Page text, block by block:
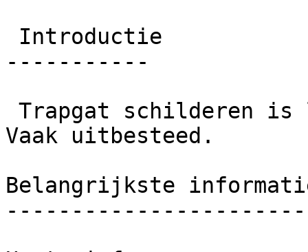
-----------
Vaak uitbesteed.
Belangrijkste